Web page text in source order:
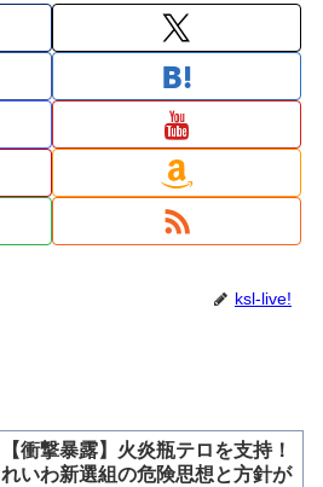
ksl-live!
【衝撃暴露】火炎瓶テロを支持！
れいわ新選組の危険思想と方針が